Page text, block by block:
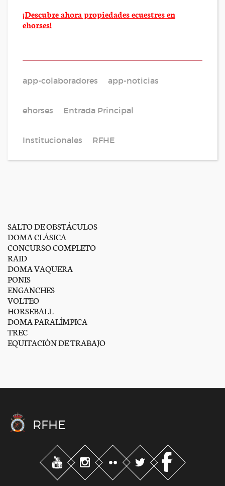
¡Descubre ahora propiedades ecuestres en
ehorses!
app-colaboradores app-noticias
ehorses Entrada Principal
Institucionales RFHE
SALTO DE OBSTÁCULOS
DOMA CLÁSICA
CONCURSO COMPLETO
RAID
DOMA VAQUERA
PONIS
ENGANCHES
VOLTEO
HORSEBALL
DOMA PARALÍMPICA
TREC
EQUITACIÓN DE TRABAJO
RFHE